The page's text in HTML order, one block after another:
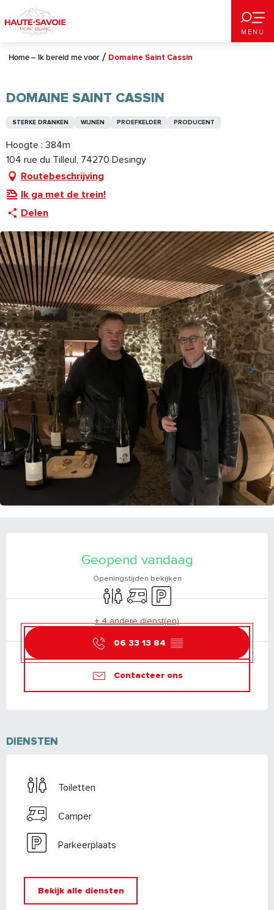
au
contenu
principal
MENU
Home – Ik bereid me voor Domaine Saint Cassin
DOMAINE SAINT CASSIN
STERKE DRANKEN WIJNEN PROEFKELDER PRODUCENT
Hoogte : 384m
104 rue du Tilleul, 74270 Desingy
Routebeschrijving
Ik ga met de trein!
Delen
Geopend vandaag
Openingstijden bekijken
ToilettenCamperParkeerplaats
+ 4 andere dienst(en)
06 33 13 84 ▒▒
Contacteer ons
DIENSTEN
Toiletten
Camper
Parkeerplaats
Bekijk alle diensten